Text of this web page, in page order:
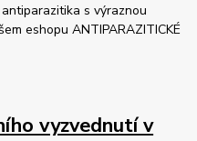
s výraznou
eshopu ANTIPARAZITICKÉ
vyzvednutí v